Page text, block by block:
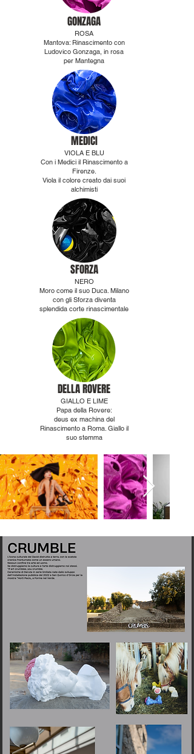
GONZAGA
ROSA
Mantova: Rinascimento con
Ludovico Gonzaga, in rosa
per Mantegna
MEDICI
VIOLA E BLU
Con i Medici il Rinascimento a
Firenze.
Viola il colore creato dai suoi
alchimisti
SFORZA
NERO
Moro come il suo Duca. Milano
con gli Sforza diventa
splendida corte rinascimentale
DELLA ROVERE
GIALLO E LIME
Papa della Rovere:
deus ex machina del
Rinascimento a Roma. Giallo il
suo stemma